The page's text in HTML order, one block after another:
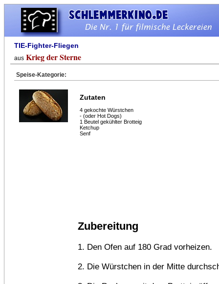
TIE-Fighter-Fliegen
aus Krieg der Sterne
Speise-Kategorie:
Zutaten
4 gekochte Würstchen
- (oder Hot Dogs)
1 Beutel gekühlter Brotteig
Ketchup
Senf
Zubereitung
1. Den Ofen auf 180 Grad vorheizen.
2. Die Würstchen in der Mitte